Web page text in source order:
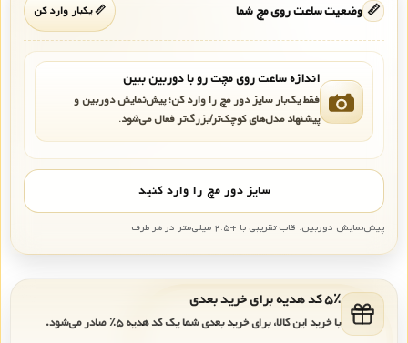
📏 وضعیت ساعت روی مچ شما 📏 یکبار وارد کن
اندازه ساعت روی مچت رو با دوربین ببین
فقط یک‌بار سایز دور مچ را وارد کن؛ پیش‌نمایش دوربین و
پیشنهاد مدل‌های کوچک‌تر/بزرگ‌تر فعال می‌شود.
سایز دور مچ را وارد کنید
پیش‌نمایش دوربین: قاب تقریبی با +۲.۵ میلی‌متر در هر طرف
۵٪ کد هدیه برای خرید بعدی
با خرید این کالا، برای خرید بعدی شما یک کد هدیه۵٪ صادر می‌شود.